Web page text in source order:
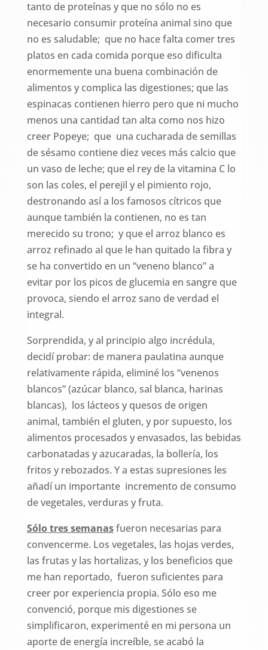
tanto de proteínas y que no sólo no es
necesario consumir proteína animal sino que
no es saludable; que no hace falta comer tres
platos en cada comida porque eso dificulta
enormemente una buena combinación de
alimentos y complica las digestiones; que las
espinacas contienen hierro pero que ni mucho
menos una cantidad tan alta como nos hizo
creer Popeye; que una cucharada de semillas
de sésamo contiene diez veces más calcio que
un vaso de leche; que el rey de la vitamina C lo
son las coles, el perejil y el pimiento rojo,
destronando así a los famosos cítricos que
aunque también la contienen, no es tan
merecido su trono; y que el arroz blanco es
arroz refinado al que le han quitado la fibra y
se ha convertido en un “veneno blanco” a
evitar por los picos de glucemia en sangre que
provoca, siendo el arroz sano de verdad el
integral.
Sorprendida, y al principio algo incrédula,
decidí probar: de manera paulatina aunque
relativamente rápida, eliminé los “venenos
blancos” (azúcar blanco, sal blanca, harinas
blancas), los lácteos y quesos de origen
animal, también el gluten, y por supuesto, los
alimentos procesados y envasados, las bebidas
carbonatadas y azucaradas, la bollería, los
fritos y rebozados. Y a estas supresiones les
añadí un importante incremento de consumo
de vegetales, verduras y fruta.
Sólo tres semanasfueron necesarias para
convencerme. Los vegetales, las hojas verdes,
las frutas y las hortalizas, y los beneficios que
me han reportado, fueron suficientes para
creer por experiencia propia. Sólo eso me
convenció, porque mis digestiones se
simplificaron, experimenté en mi persona un
aporte de energía increíble, se acabó la